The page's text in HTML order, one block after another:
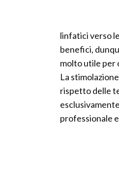
linfatici verso
benefici,
molto utile per
La
rispetto delle
professionale